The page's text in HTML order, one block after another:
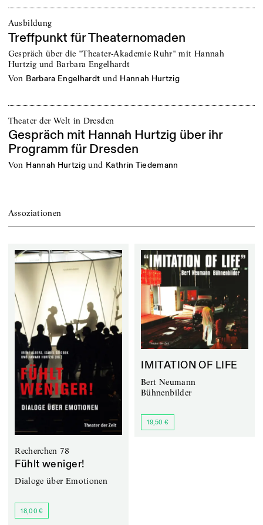
Ausbildung
Treffpunkt für Theaternomaden
Gespräch über die "Theater-Akademie Ruhr" mit Hannah
Hurtzig und Barbara Engelhardt
von Barbara Engelhardt und Hannah Hurtzig
Theater der Welt in Dresden
Gespräch mit Hannah Hurtzig über ihr
Programm für Dresden
von Hannah Hurtzig und Kathrin Tiedemann
Assoziationen
Recherchen 78
Fühlt weniger!
Dialoge über Emotionen
18,00 €
IMITATION OF LIFE
Bert Neumann
Bühnenbilder
19,50 €